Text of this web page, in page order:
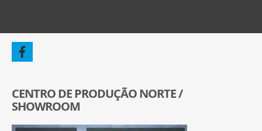
CENTRO DE PRODUÇÃO NORTE /
SHOWROOM